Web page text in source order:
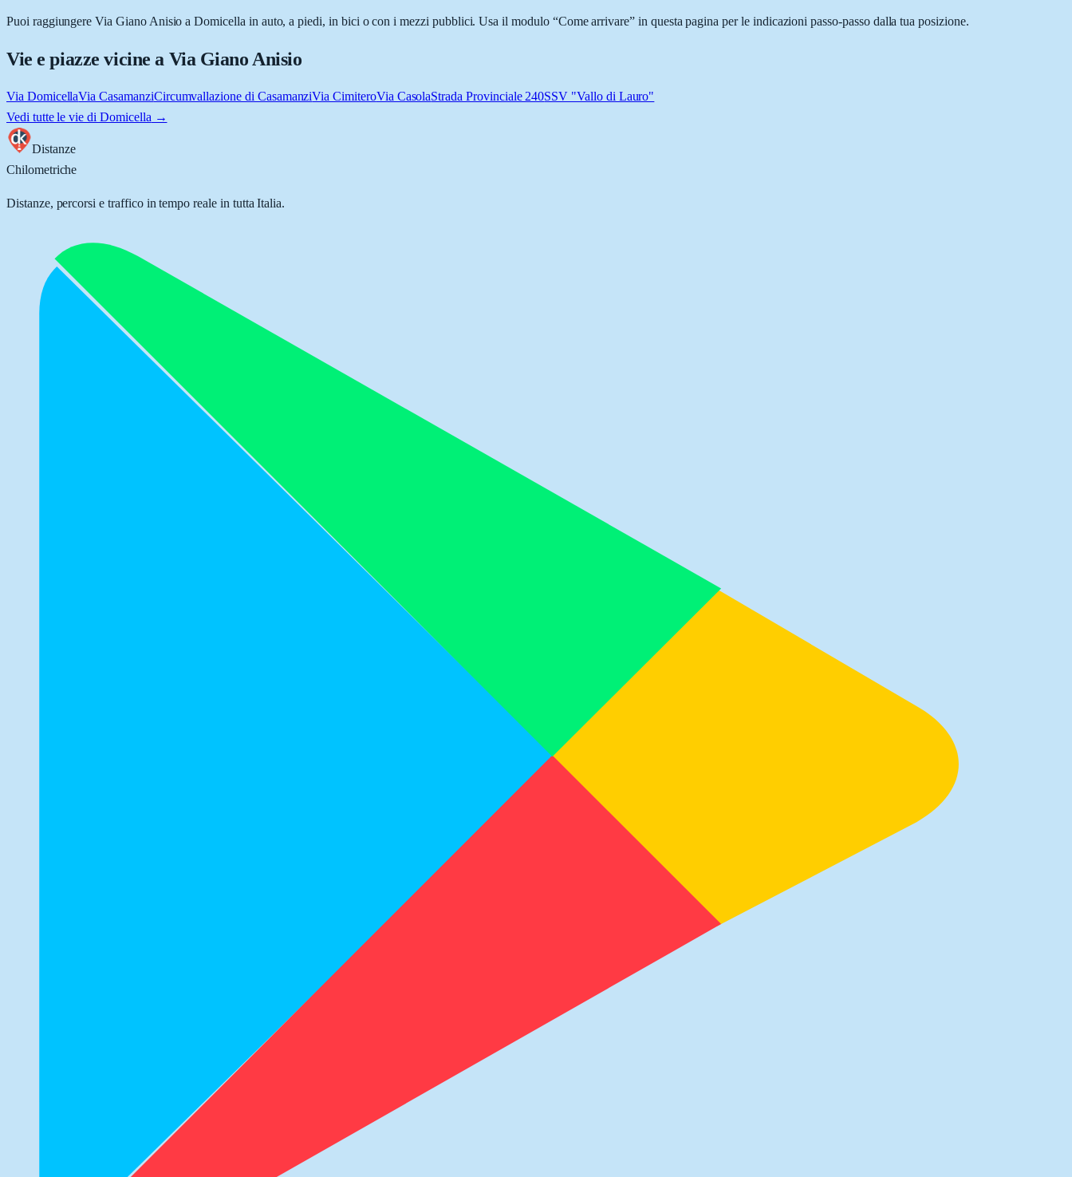
Puoi raggiungere Via Giano Anisio a Domicella in auto, a piedi, in bici o con i mezzi pubblici. Usa il modulo “Come arrivare” in questa pagina per le indicazioni passo-passo dalla tua posizione.
Vie e piazze vicine a Via Giano Anisio
Via DomicellaVia CasamanziCircumvallazione di CasamanziVia CimiteroVia CasolaStrada Provinciale 240SSV "Vallo di Lauro"
Vedi tutte le vie di Domicella →
Distanze
Chilometriche
Distanze, percorsi e traffico in tempo reale in tutta Italia.